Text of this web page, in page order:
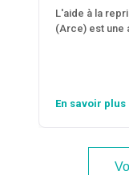
L'aide à la
(Arce) est une
En savoir